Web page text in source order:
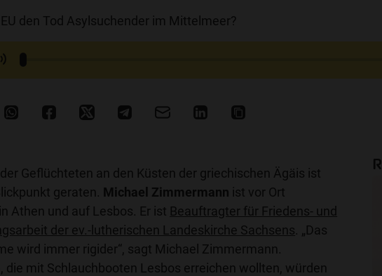
den Tod Asylsuchender im Mittelmeer?
Geflüchteten an den Küsten der griechischen Ägäis ist
geraten. Michael Zimmermann ist vor Ort
Athen und auf Lesbos. Er ist Beauftragter für Friedens- und
der ev.-lutherischen Landeskirche Sachsens . „Das
wird immer rigider“, sagt Michael Zimmermann.
die mit Schlauchbooten Lesbos erreichen wollten, würden